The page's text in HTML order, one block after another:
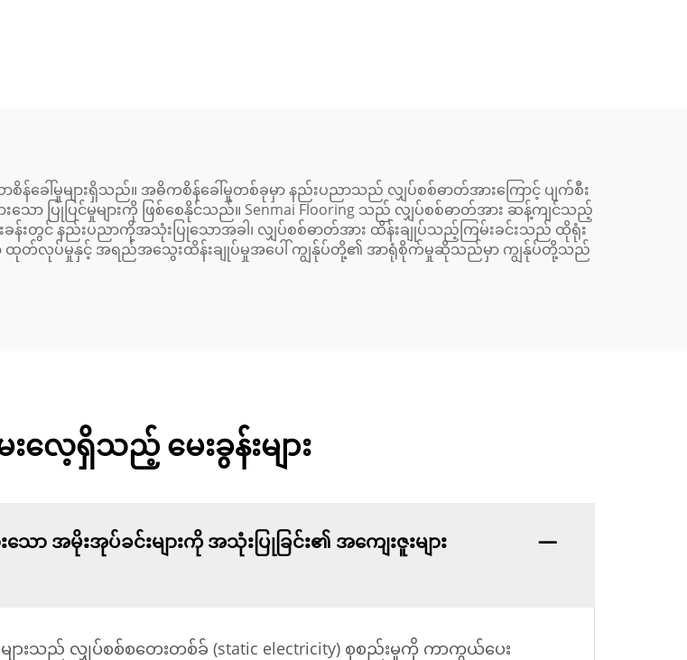
ာစိန်ခေါ်မှုများရှိသည်။ အဓိကစိန်ခေါ်မှုတစ်ခုမှာ နည်းပညာသည် လျှပ်စစ်ဓာတ်အားကြောင့် ပျက်စီး
သော ပြုပြင်မှုများကို ဖြစ်စေနိုင်သည်။ Senmai Flooring သည် လျှပ်စစ်ဓာတ်အား ဆန့်ကျင်သည့်
ရုံးခန်းတွင် နည်းပညာကိုအသုံးပြုသောအခါ၊ လျှပ်စစ်ဓာတ်အား ထိန်းချုပ်သည့်ကြမ်းခင်းသည် ထိုရုံး
ော ထုတ်လုပ်မှုနှင့် အရည်အသွေးထိန်းချုပ်မှုအပေါ် ကျွန်ုပ်တို့၏ အာရုံစိုက်မှုဆိုသည်မှာ ကျွန်ုပ်တို့သည်
လေ့ရှိသည့် မေးခွန်းများ
ော အမိုးအုပ်ခင်းများကို အသုံးပြုခြင်း၏ အကျေးဇူးများ
များသည် လျှပ်စစ်စတေးတစ်ခ် (static electricity) စုစည်းမှုကို ကာကွယ်ပေး